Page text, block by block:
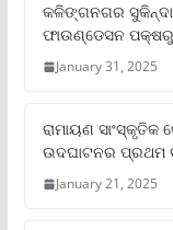
କଳିଙ୍ଗନଗର ସୁକିନ୍ଦା
ଫାଉଣ୍ଡେସନ
January 31, 2025
ରାମାୟଣ
ଉଦଘାଟନର ପ୍ରଥମ
January 21, 2025